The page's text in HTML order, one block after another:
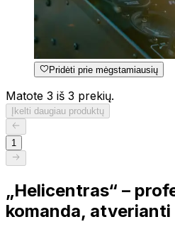
Pridėti prie mėgstamiausių
Matote 3 iš 3 prekių.
Įkelti daugiau produktų
1
„Helicentras“ –
komanda, atverianti